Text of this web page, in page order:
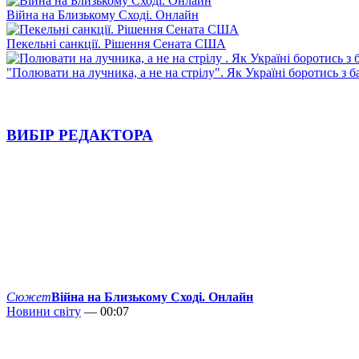
Війна на Близькому Сході. Онлайн
Пекельні санкції. Рішення Сената США
"Полювати на лучника, а не на стрілу". Як Україні боротись з
ВИБІР РЕДАКТОРА
СюжетВійна на Близькому Сході. Онлайн
Новини світу — 00:07